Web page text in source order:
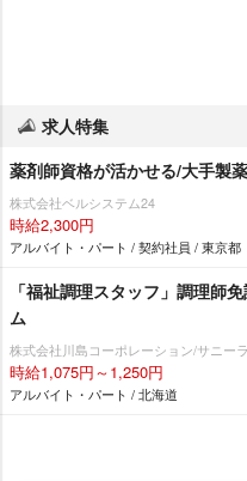
求人特集
薬剤師資格が活かせる/大手製
株式会社ベルシステム24
時給2,300円
アルバイト・パート / 契約社員 / 東京都
「福祉調理スタッフ」調理師
ム
株式会社川島コーポレーション/サニー
時給1,075円～1,250円
アルバイト・パート / 北海道